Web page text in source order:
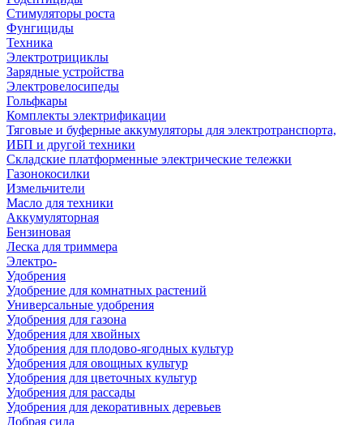
Стимуляторы роста
Фунгициды
Техника
Электротрициклы
Зарядные устройства
Электровелосипеды
Гольфкары
Комплекты электрификации
Тяговые и буферные аккумуляторы для электротранспорта,
ИБП и другой техники
Складские платформенные электрические тележки
Газонокосилки
Измельчители
Масло для техники
Аккумуляторная
Бензиновая
Леска для триммера
Электро-
Удобрения
Удобрение для комнатных растений
Универсальные удобрения
Удобрения для газона
Удобрения для хвойных
Удобрения для плодово-ягодных культур
Удобрения для овощных культур
Удобрения для цветочных культур
Удобрения для рассады
Удобрения для декоративных деревьев
Добрая сила